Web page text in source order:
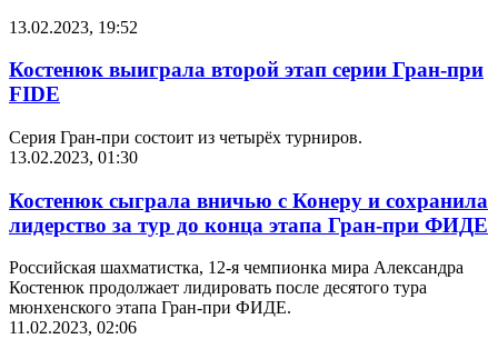
13.02.2023, 19:52
Костенюк выиграла второй этап серии Гран-при
FIDE
Серия Гран-при состоит из четырёх турниров.
13.02.2023, 01:30
Костенюк сыграла вничью с Конеру и сохранила
лидерство за тур до конца этапа Гран-при ФИДЕ
Российская шахматистка, 12-я чемпионка мира Александра
Костенюк продолжает лидировать после десятого тура
мюнхенского этапа Гран-при ФИДЕ.
11.02.2023, 02:06